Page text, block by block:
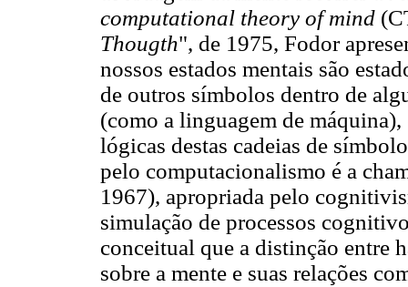
computational theory of mind
Thougth", de 1975, Fodor
nossos estados mentais são
de outros símbolos dentro de
(como a linguagem de máquina),
lógicas destas cadeias de
pelo computacionalismo é a
1967), apropriada pelo
simulação de processos
conceitual que a distinção entre
sobre a mente e suas relações